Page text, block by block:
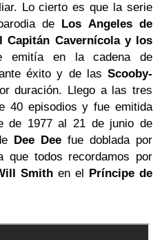
Lo cierto es que la serie
de Los Angeles de
Capitán Cavernícola y los
en la cadena de
éxito y de las Scooby-
duración. Llego a las tres
40 episodios y fue emitida
de 1977 al 21 de junio de
Dee Deefue doblada por
todos recordamos por
Smith en el Príncipe de